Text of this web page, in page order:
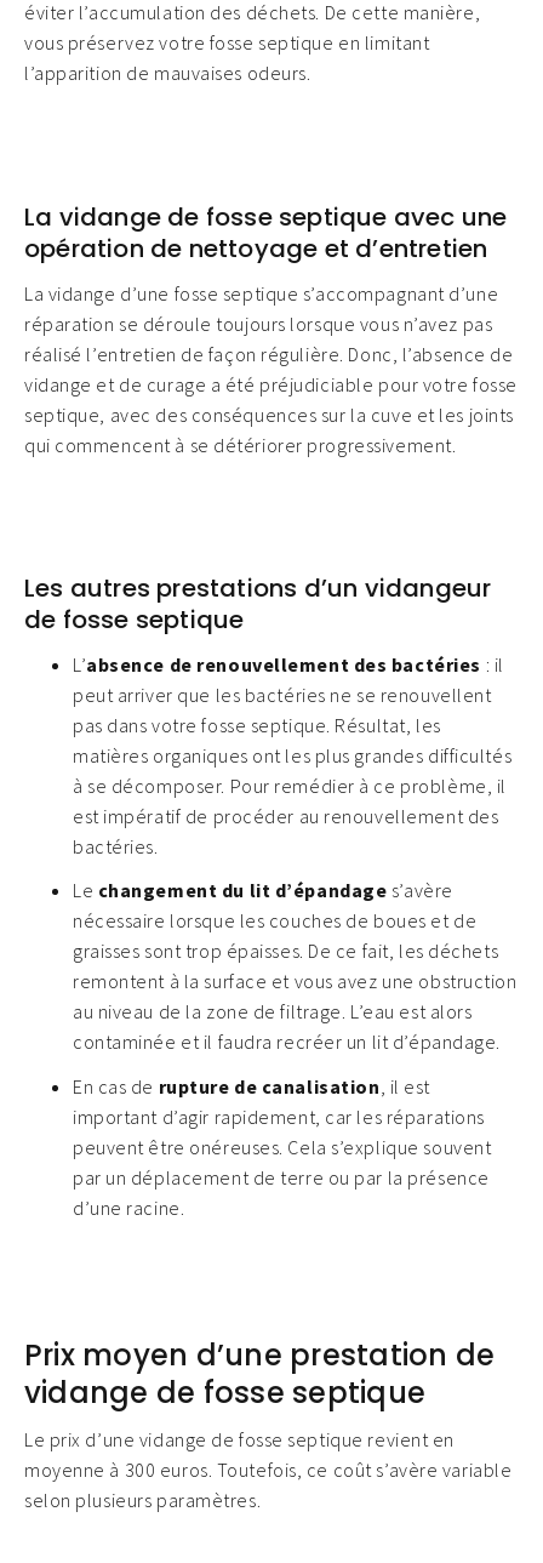
éviter l’accumulation des déchets. De cette manière,
vous préservez votre fosse septique en limitant
l’apparition de mauvaises odeurs.
La vidange de fosse septique avec une
opération de nettoyage et d’entretien
La vidange d’une fosse septique s’accompagnant d’une
réparation se déroule toujours lorsque vous n’avez pas
réalisé l’entretien de façon régulière. Donc, l’absence de
vidange et de curage a été préjudiciable pour votre fosse
septique, avec des conséquences sur la cuve et les joints
qui commencent à se détériorer progressivement.
Les autres prestations d’un vidangeur
de fosse septique
L’absence de renouvellement des bactéries : il
peut arriver que les bactéries ne se renouvellent
pas dans votre fosse septique. Résultat, les
matières organiques ont les plus grandes difficultés
à se décomposer. Pour remédier à ce problème, il
est impératif de procéder au renouvellement des
bactéries.
Le changement du lit d’épandage s’avère
nécessaire lorsque les couches de boues et de
graisses sont trop épaisses. De ce fait, les déchets
remontent à la surface et vous avez une obstruction
au niveau de la zone de filtrage. L’eau est alors
contaminée et il faudra recréer un lit d’épandage.
En cas de rupture de canalisation , il est
important d’agir rapidement, car les réparations
peuvent être onéreuses. Cela s’explique souvent
par un déplacement de terre ou par la présence
d’une racine.
Prix moyen d’une prestation de
vidange de fosse septique
Le prix d’une vidange de fosse septique revient en
moyenne à 300 euros. Toutefois, ce coût s’avère variable
selon plusieurs paramètres.